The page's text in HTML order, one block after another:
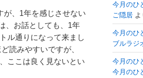
が、1年を感じさせない
、お話としても、1年
ル通りになって来まし
読みやすいですが、
ここは良く見ないとい
今月のひ
ご隠居よ
今月のひ
ブルラジ
今月のひ
今月のひ